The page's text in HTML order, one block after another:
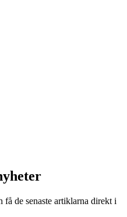
få de senaste artiklarna direkt i